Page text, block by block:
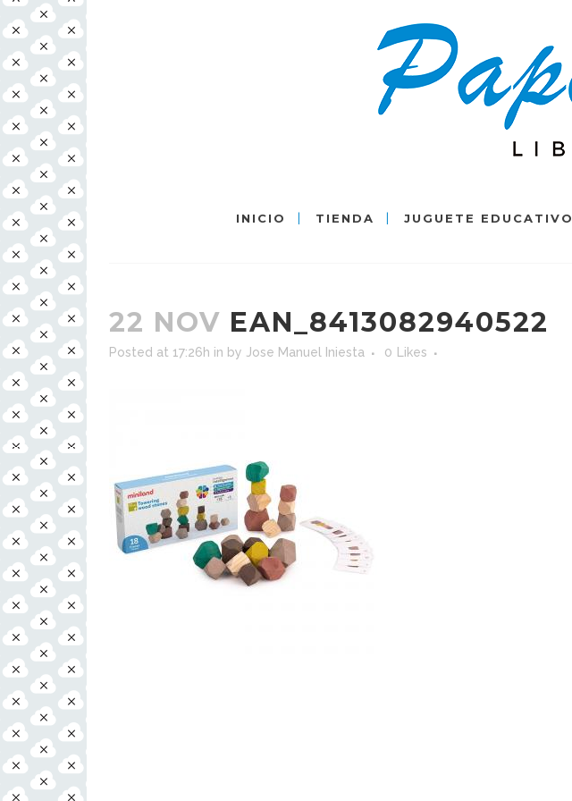
INICIO TIENDA JUGUETE EDUCATIVO
22 NOV EAN_8413082940522
Posted at 17:26h in by Jose Manuel Iniesta 0 Likes